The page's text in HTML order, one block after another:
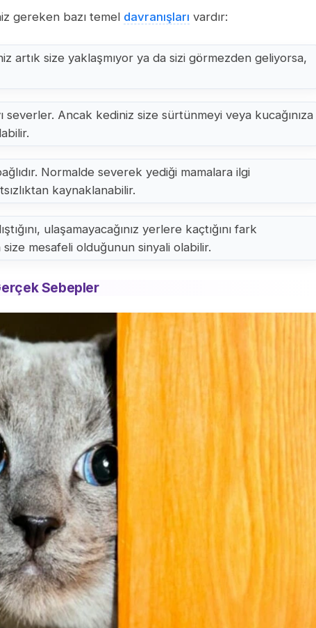
gereken bazı temel davranışları vardır:
artık size yaklaşmıyor ya da sizi görmezden geliyorsa,
severler. Ancak kediniz size sürtünmeyi veya kucağınıza
Normalde severek yediği mamalara ilgi
kaynaklanabilir.
ulaşamayacağınız yerlere kaçtığını fark
mesafeli olduğunun sinyali olabilir.
Sebepler